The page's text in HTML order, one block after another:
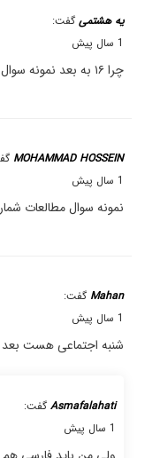
یه هشتمی گفت:
1 سال پیش
چرا ۱۶ به بعد نمونه سوال معارفه؟؟
MOHAMMAD HOSSEIN
1 سال پیش
نمونه سوال مطالعات شماره ۲۵ هدیه های آسمان
Mahan گفت:
1 سال پیش
شنبه اجتماعی هست بعد
Asmafalahati گفت:
1 سال پیش